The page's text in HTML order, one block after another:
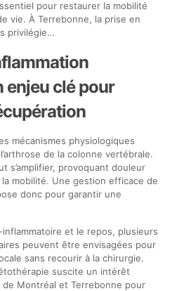
pour restaurer la mobilité
vie. À Terrebonne, la prise en
privilégie…
enjeu clé pour
mécanismes physiologiques
de la colonne vertébrale.
s’amplifier, provoquant douleur
mobilité. Une gestion efficace de
donc pour garantir une
inflammatoire et le repos, plusieurs
peuvent être envisagées pour
sans recourir à la chirurgie.
suscite un intérêt
Montréal et Terrebonne pour